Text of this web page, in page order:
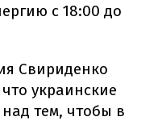
с 18:00 до
Свириденко
украинские
тем, чтобы в